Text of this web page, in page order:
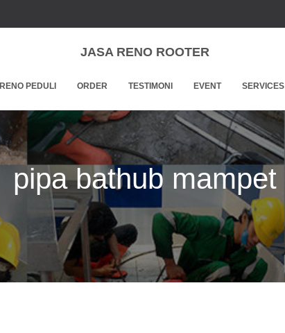
JASA RENO ROOTER
RENO PEDULI ORDER TESTIMONI EVENT SERVICES
pipa bathub mampet